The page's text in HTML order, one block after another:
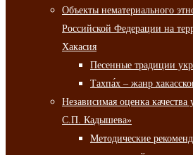
Объекты нематериального
Российской Федерации на
Хакасия
Песенные традиции
Тахпа́х – жанр
Независимая оценка
С.П. Кадышева»
Методические